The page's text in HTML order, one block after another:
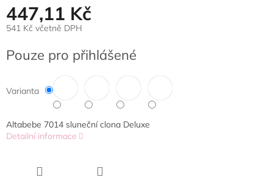
447,11 Kč
541 Kč včetně DPH
cena:
Pouze pro přihlášené
Varianta
Altabebe 7014 sluneční clona Deluxe
Detailní informace